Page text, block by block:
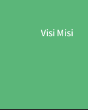
Visi Misi